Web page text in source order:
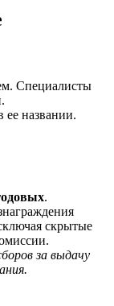
Специалисты
ее названии.
.
скрытые
за выдачу